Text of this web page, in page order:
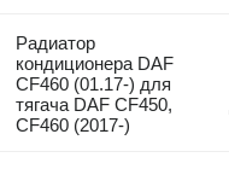
Радиатор
кондиционера DAF
CF460 (01.17-) для
тягача DAF CF450,
CF460 (2017-)